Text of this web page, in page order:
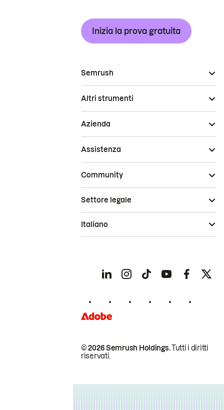
Inizia la prova gratuita
Semrush
Altri strumenti
Azienda
Assistenza
Community
© 2026 Semrush Holdings.Tutti i diritti
riservati.
Settore legale
Italiano